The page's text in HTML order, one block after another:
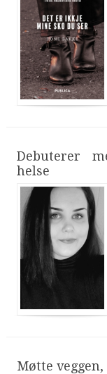
Debuterer
helse
Møtte